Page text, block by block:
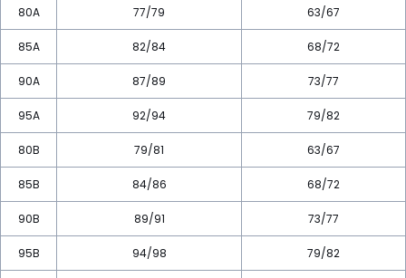
80A 77/79 63/67
85A 82/84 68/72
90A 87/89 73/77
95A 92/94 79/82
80B 79/81 63/67
85B 84/86 68/72
90B 89/91 73/77
95B 94/98 79/82